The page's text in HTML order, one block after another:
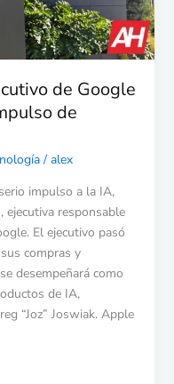
de Google
de
/ alex
impulso a la IA,
ejecutiva responsable
El ejecutivo pasó
compras y
desempeñará como
de IA,
“Joz” Joswiak. Apple